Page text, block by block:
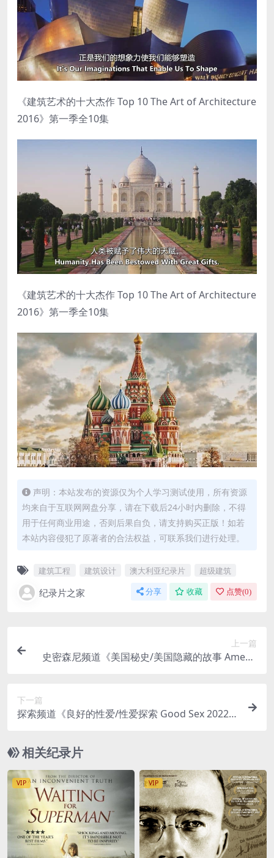
《建筑艺术的十大杰作 Top 10 The Art of Architecture
2016》第一季全10集
《建筑艺术的十大杰作 Top 10 The Art of Architecture
2016》第一季全10集
声明：本站发布的资源仅为个人学习测试使用，所有资源
均来自于互联网网盘分享，请在下载后24小时内删除，不得
用于任何商业用途，否则后果自负，请支持购买正版！如若
本站内容侵犯了原著者的合法权益，可联系我们进行处理。
建筑工程 建筑设计 澳大利亚纪录片 超级建筑
纪录片之家 分享 收藏 点赞(0)
上一篇
史密森尼频道《美国秘史/美国隐藏的故事 Americ
下一篇
探索频道《良好的性爱/性爱探索 Good Sex 2022》
KV/10.4G
相关纪录片
VIP VIP